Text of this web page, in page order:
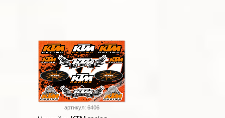
артикул: 6406